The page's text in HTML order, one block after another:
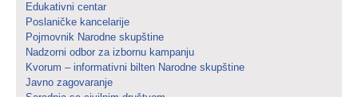
Edukativni centar
Poslaničke kancelarije
Pojmovnik Narodne skupštine
Nadzorni odbor za izbornu kampanju
Kvorum – informativni bilten Narodne skupštine
Javno zagovaranje